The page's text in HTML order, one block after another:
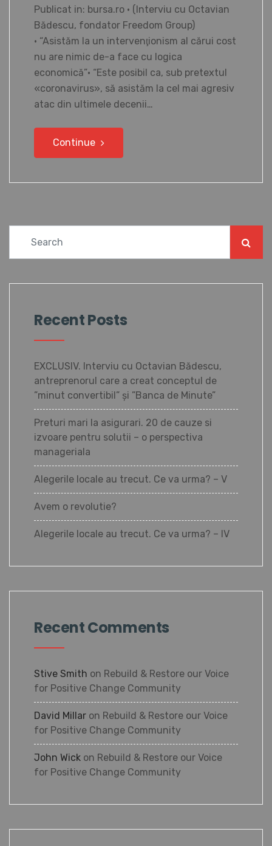
Publicat in: bursa.ro • (Interviu cu Octavian
Bădescu, fondator Freedom Group)
• “Asistăm la un intervenţionism al cărui cost
nu are nimic de-a face cu logica
economică”• “Este posibil ca, sub pretextul
«coronavirus», să asistăm la cel mai agresiv
atac din ultimele decenii…
Continue
Recent Posts
EXCLUSIV. Interviu cu Octavian Bădescu,
antreprenorul care a creat conceptul de
”minut convertibil” și ”Banca de Minute”
Preturi mari la asigurari. 20 de cauze si
izvoare pentru solutii – o perspectiva
manageriala
Alegerile locale au trecut. Ce va urma? – V
Avem o revolutie?
Alegerile locale au trecut. Ce va urma? – IV
Recent Comments
Stive Smith on Rebuild & Restore our Voice
for Positive Change Community
David Millar on Rebuild & Restore our Voice
for Positive Change Community
John Wick on Rebuild & Restore our Voice
for Positive Change Community